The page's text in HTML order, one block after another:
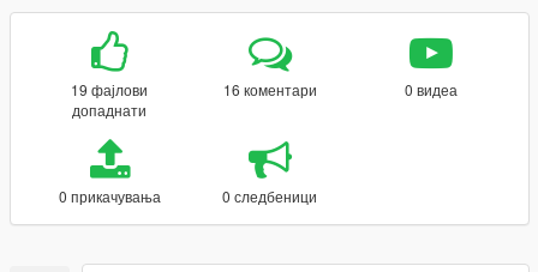
19 фајлови
допаднати
16 коментари 0 видеа
0 прикачувања 0 следбеници